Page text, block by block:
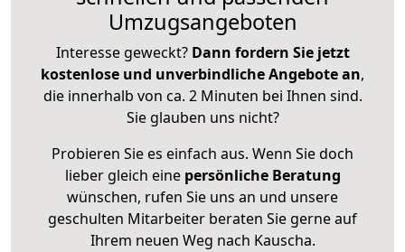
Umzugsangeboten
Interesse geweckt? Dann fordern Sie jetzt
kostenlose und unverbindliche Angebote an,
die innerhalb von ca. 2 Minuten bei Ihnen sind.
Sie glauben uns nicht?
Probieren Sie es einfach aus. Wenn Sie doch
lieber gleich eine persönliche Beratung
wünschen, rufen Sie uns an und unsere
geschulten Mitarbeiter beraten Sie gerne auf
Ihrem neuen Weg nach Kauscha.